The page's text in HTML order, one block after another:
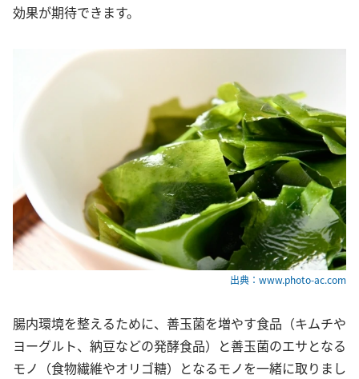
効果が期待できます。
出典：www.photo-ac.com
腸内環境を整えるために、善玉菌を増やす食品（キムチや
ヨーグルト、納豆などの発酵食品）と善玉菌のエサとなる
モノ（食物繊維やオリゴ糖）となるモノを一緒に取りまし